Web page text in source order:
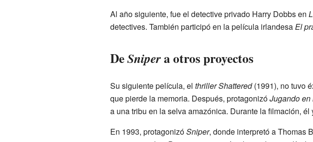
Al año siguiente, fue el detective privado Harry Dobbs en
detectives. También participó en la película irlandesaEl
DeSnipera otros proyectos
Su siguiente película, el thrillerShattered(1991), no tuvo
que pierde la memoria. Después, protagonizóJugando
a una tribu en la selva amazónica. Durante la filmación, él
En 1993, protagonizóSniper, donde interpretó a Thomas